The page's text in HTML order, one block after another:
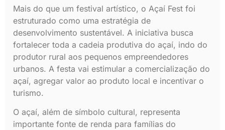
Mais do que um festival artístico, o Açaí Fest foi
estruturado como uma estratégia de
desenvolvimento sustentável. A iniciativa busca
fortalecer toda a cadeia produtiva do açaí, indo do
produtor rural aos pequenos empreendedores
urbanos. A festa vai estimular a comercialização do
açaí, agregar valor ao produto local e incentivar o
turismo.
O açaí, além de símbolo cultural, representa
importante fonte de renda para famílias do